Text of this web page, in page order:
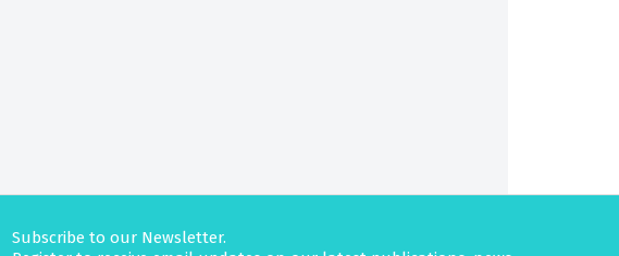
Subscribe to our Newsletter.